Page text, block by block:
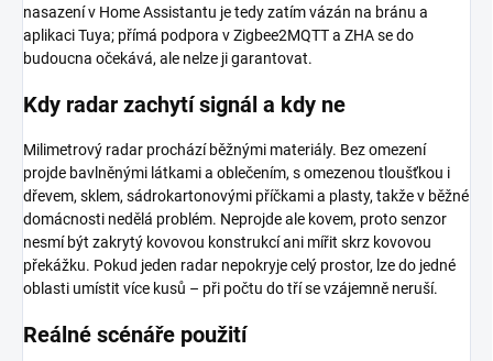
nasazení v Home Assistantu je tedy zatím vázán na bránu a
aplikaci Tuya; přímá podpora v Zigbee2MQTT a ZHA se do
budoucna očekává, ale nelze ji garantovat.
Kdy radar zachytí signál a kdy ne
Milimetrový radar prochází běžnými materiály. Bez omezení
projde bavlněnými látkami a oblečením, s omezenou tloušťkou i
dřevem, sklem, sádrokartonovými příčkami a plasty, takže v běžné
domácnosti nedělá problém. Neprojde ale kovem, proto senzor
nesmí být zakrytý kovovou konstrukcí ani mířit skrz kovovou
překážku. Pokud jeden radar nepokryje celý prostor, lze do jedné
oblasti umístit více kusů – při počtu do tří se vzájemně neruší.
Reálné scénáře použití